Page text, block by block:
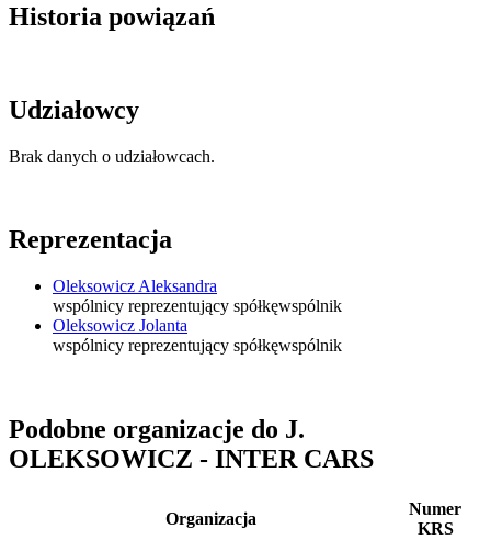
Historia powiązań
Udziałowcy
Brak danych o udziałowcach.
Reprezentacja
Oleksowicz Aleksandra
wspólnicy reprezentujący spółkęwspólnik
Oleksowicz Jolanta
wspólnicy reprezentujący spółkęwspólnik
Podobne organizacje do J.
OLEKSOWICZ - INTER CARS
Organizacja
Numer
KRS